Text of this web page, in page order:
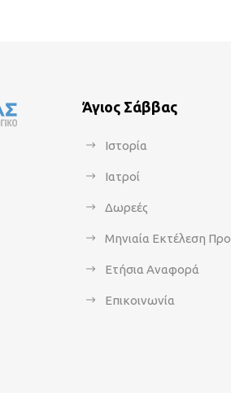
Άγιος Σάββας
Ιστορία
Ιατροί
Δωρεές
Μηνιαία Εκτέλεση
Ετήσια Αναφορά
Επικοινωνία